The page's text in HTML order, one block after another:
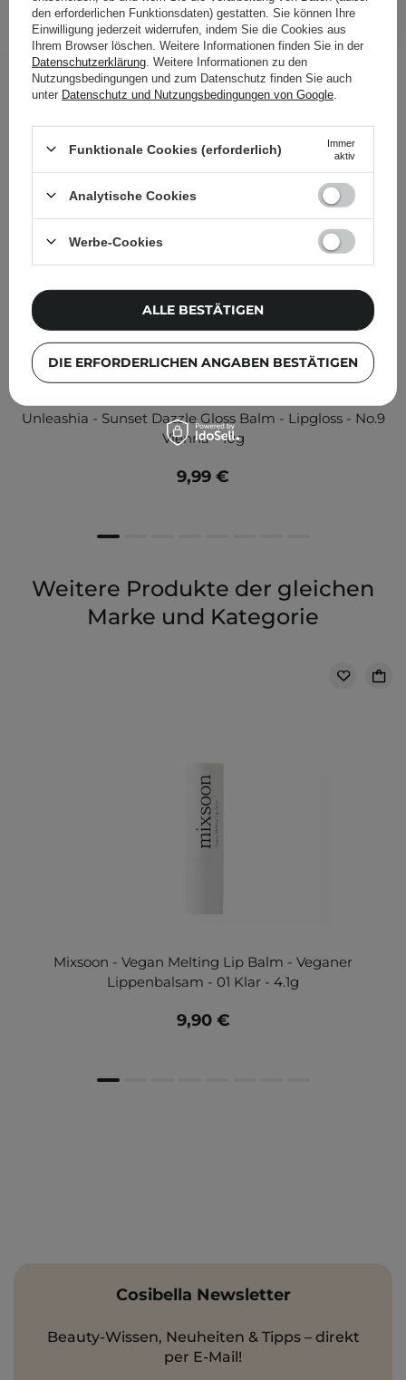
IN DEN WARENKORB
Folgende Produkte wurden von
anderen Kunden geprüft
Unleashia - Sunset Dazzle Gloss Balm - Lipgloss - No.9
Vienna - 10g
9,99 €
Weitere Produkte der gleichen
Marke und Kategorie
Mixsoon - Vegan Melting Lip Balm - Veganer
Lippenbalsam - 01 Klar - 4.1g
9,90 €
Cosibella Newsletter
Beauty-Wissen, Neuheiten & Tipps – direkt
per E-Mail!
den erforderlichen Funktionsdaten) gestatten. Sie können Ihre
Einwilligung jederzeit widerrufen, indem Sie die Cookies aus
Ihrem Browser löschen. Weitere Informationen finden Sie in der
Datenschutzerklärung . Weitere Informationen zu den
Nutzungsbedingungen und zum Datenschutz finden Sie auch
unter Datenschutz und Nutzungsbedingungen von Google
Funktionale Cookies (erforderlich)
Immer
aktiv
Analytische Cookies
Werbe-Cookies
DIE ERFORDERLICHEN ANGABEN BESTÄTIGEN
ALLE BESTÄTIGEN